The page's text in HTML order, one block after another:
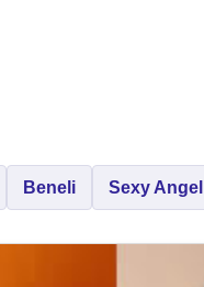
Beneli Sexy Angel